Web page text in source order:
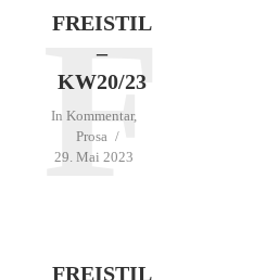
FREISTIL
–
KW20/23
InKommentar,
Prosa
29. Mai 2023
F
FREISTIL